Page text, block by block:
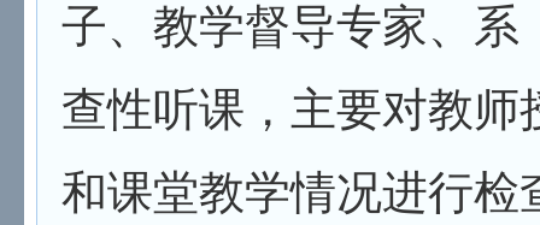
子、教学督导专家、系
查性听课，主要对教
和课堂教学情况进行检